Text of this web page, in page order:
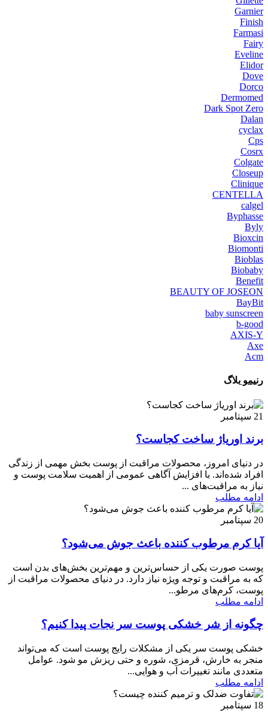
Garnier
Finish
Farmasi
Fairy
Eveline
Elidor
Dove
Dorco
Dermomed
Dark Spot Zero
Dalan
cyclax
Cps
Cosrx
Colgate
Closeup
Clinique
CENTELLA
calgel
Byphasse
Byly
Bioxcin
Biomonti
Bioblas
Biobaby
Benefit
BEAUTY OF JOSEON
BayBit
baby sunscreen
b-good
AXIS-Y
Axe
Acm
رنیمو بلاگ
21 سپتامبر
برند اوریاژ ساخت کجاست؟
در دنیای امروز، محصولات مراقبت از پوست بخش مهمی از زندگی
افراد شده‌اند. با افزایش آگاهی عمومی از اهمیت سلامت پوست و
نیاز به مراقبت‌های ...
ادامه مطلب
20 سپتامبر
آیا کرم مرطوب کننده باعث جوش می‌شود؟
پوست صورت یکی از حساس‌ترین و مهم‌ترین بخش‌های بدن است
که به مراقبت و توجه ویژه نیاز دارد. در دنیای محصولات مراقبت از
پوست، کرم‌های مرطو...
ادامه مطلب
چگونه از شر خشکی پوست سر نجات پیدا کنیم؟
خشکی پوست سر یکی از مشکلات رایج پوست است که می‌تواند
منجر به خارش، قرمزی، شوره و حتی ریزش مو شود. عوامل
متعددی مانند تغییرات آب و هوایی...
ادامه مطلب
18 سپتامبر